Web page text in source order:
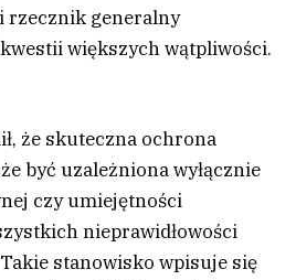
rzecznik generalny
większych wątpliwości.
że skuteczna ochrona
być uzależniona wyłącznie
czy umiejętności
nieprawidłowości
stanowisko wpisuje się